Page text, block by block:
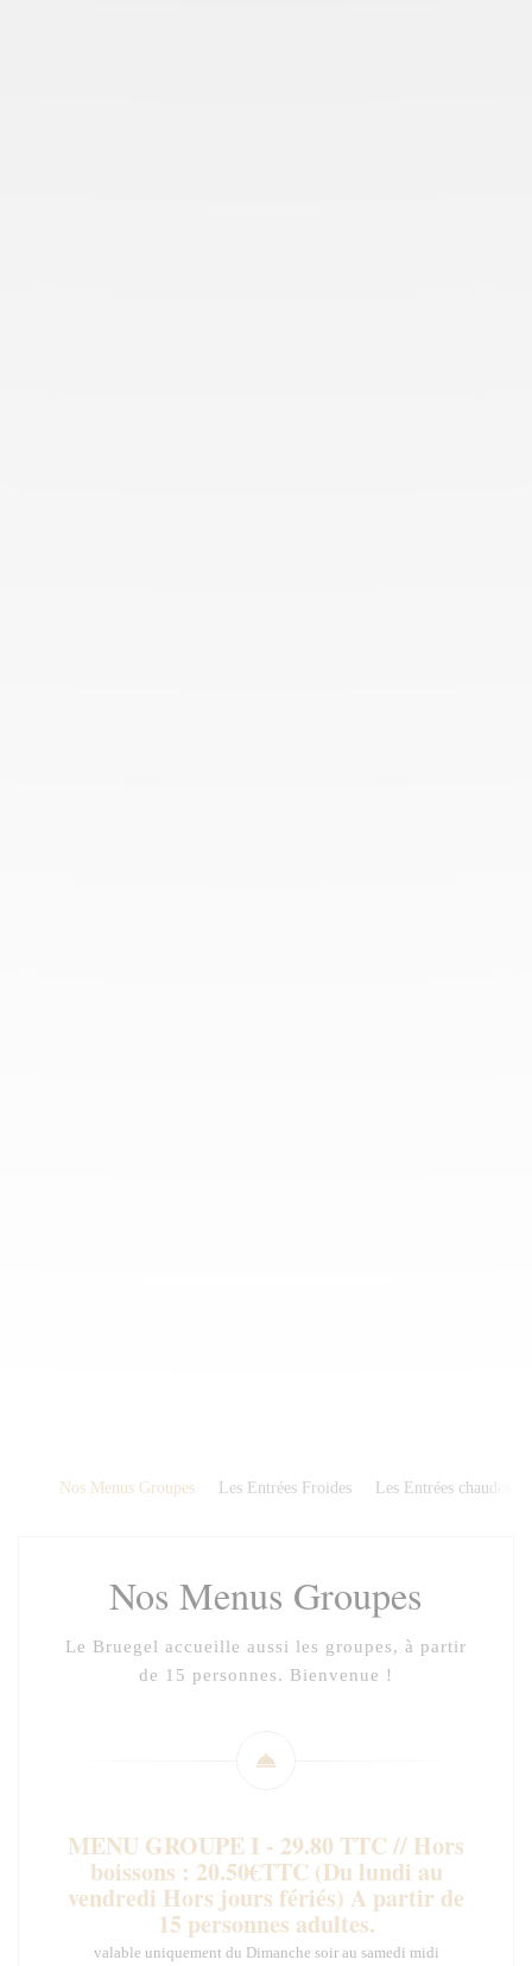
Nos Menus Groupes Les Entrées Froides Les Entrées chaudes
Nos Menus Groupes
Le Bruegel accueille aussi les groupes, à partir
de 15 personnes. Bienvenue !
MENU GROUPE I - 29.80 TTC // Hors
boissons : 20.50€TTC (Du lundi au
vendredi Hors jours fériés) A partir de
15 personnes adultes.
valable uniquement du Dimanche soir au samedi midi